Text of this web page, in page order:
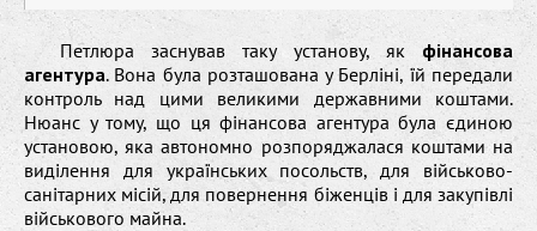
Петлюра заснував таку установу, як фінансова
агентура. Вона була розташована у Берліні, їй передали
контроль над цими великими державними коштами.
Нюанс у тому, що ця фінансова агентура була єдиною
установою, яка автономно розпоряджалася коштами на
виділення для українських посольств, для військово-
санітарних місій, для повернення біженців і для закупівлі
військового майна.